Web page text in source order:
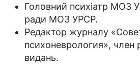
Головний психіатр МОЗ
ради МОЗ УРСР.
Редактор журналу
психоневрология», член
видань.